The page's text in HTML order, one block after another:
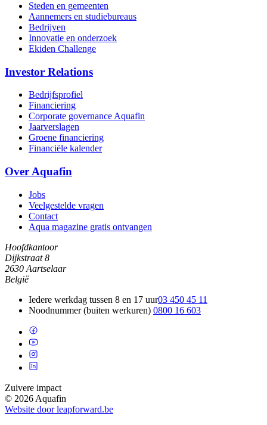
Steden en gemeenten
Aannemers en studiebureaus
Bedrijven
Innovatie en onderzoek
Ekiden Challenge
Investor Relations
Bedrijfsprofiel
Financiering
Corporate governance Aquafin
Jaarverslagen
Groene financiering
Financiële kalender
Over Aquafin
Jobs
Veelgestelde vragen
Contact
Aqua magazine gratis ontvangen
Hoofdkantoor
Dijkstraat 8
2630 Aartselaar
België
Iedere werkdag tussen 8 en 17 uur03 450 45 11
Noodnummer (buiten werkuren) 0800 16 603
Zuivere impact
© 2026 Aquafin
Website door leapforward.be